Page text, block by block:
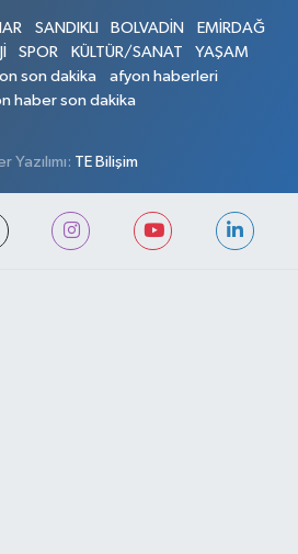
SANDIKLI BOLVADİN
EMİRDAĞ
SPOR KÜLTÜR/SANAT
YAŞAM
son dakika
afyon haberleri
haber son dakika
Yazılımı: TE Bilişim